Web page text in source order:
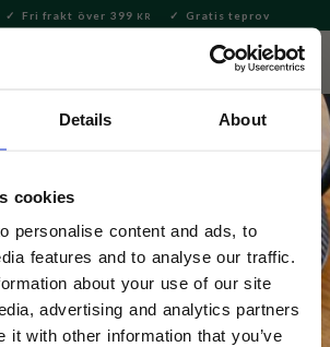
Details About
cookies
personalise content and ads, to
features and to analyse our traffic.
about your use of our site
advertising and analytics partners
it with other information that you’ve
Fri frakt över 399 KR Gratis teprov
Kaffeburkar
med lock som passar bra till